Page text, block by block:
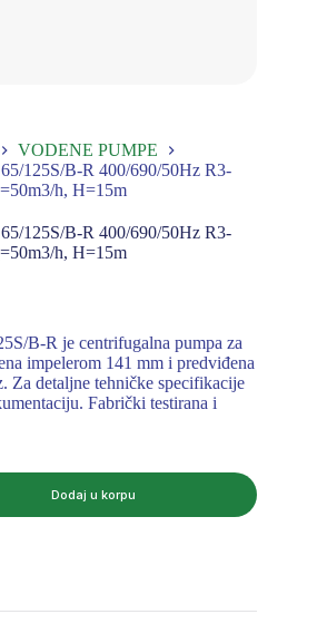
VODENE PUMPE
125S/B-R 400/690/50Hz R3-
h, H=15m
125S/B-R 400/690/50Hz R3-
h, H=15m
B-R je centrifugalna pumpa za
impelerom 141 mm i predviđena
Za detaljne tehničke specifikacije
Fabrički testirana i
Dodaj u korpu